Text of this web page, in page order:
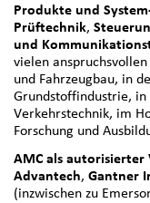
Produkte und
Prüftechnik,
und
vielen
und Fahrzeugbau, in
Grundstoffindustrie,
Verkehrstechnik, im
Forschung und
AMC als
Advantech, Gantner
(inzwischen zu